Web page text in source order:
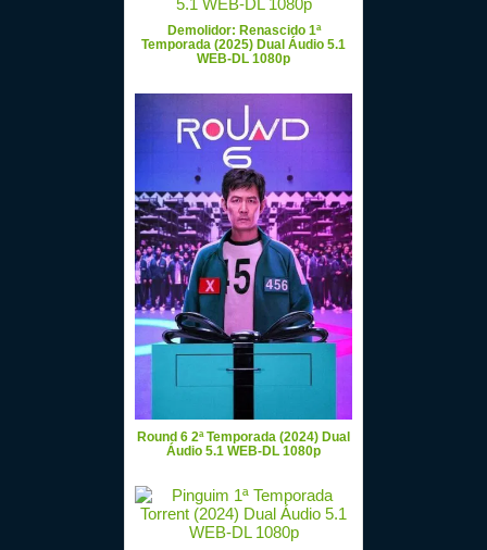
Demolidor: Renascido 1ª
Temporada (2025) Dual Áudio 5.1
WEB-DL 1080p
Round 6 2ª Temporada (2024) Dual
Áudio 5.1 WEB-DL 1080p